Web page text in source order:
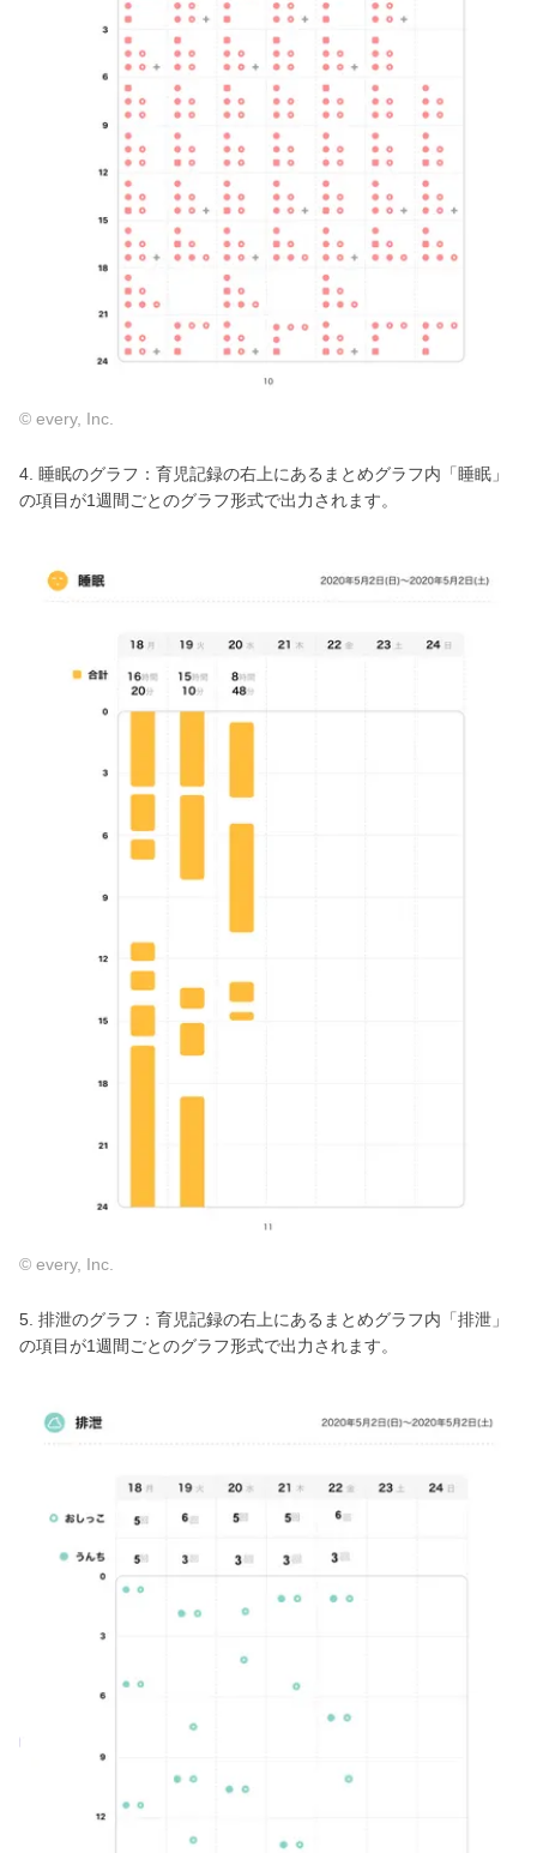
© every, Inc.
4. 睡眠のグラフ：育児記録の右上にあるまとめグラフ内「睡眠」
の項目が1週間ごとのグラフ形式で出力されます。
© every, Inc.
5. 排泄のグラフ：育児記録の右上にあるまとめグラフ内「排泄」
の項目が1週間ごとのグラフ形式で出力されます。